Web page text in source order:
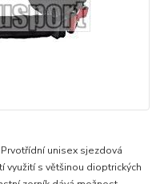
unisex sjezdová
využití s většinou dioptrických